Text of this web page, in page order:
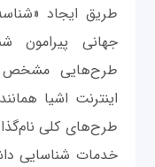
جهانی
طرح‌هایی مشخص
اینترنت اشیا
طرح‌های کلی
خدمات شناسایی